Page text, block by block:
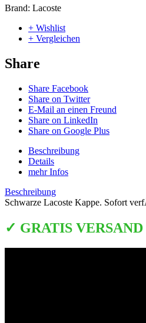
Brand: Lacoste
+ Wishlist
+ Vergleichen
Share
Share Facebook
Share on Twitter
E-Mail an einen Freund
Share on LinkedIn
Share on Google Plus
Beschreibung
Details
mehr Infos
Beschreibung
Schwarze Lacoste Kappe. Sofort
✓ GRATIS VERSAND